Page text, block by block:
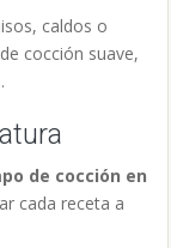
caldos o
cocción suave,
de cocción en
cada receta a